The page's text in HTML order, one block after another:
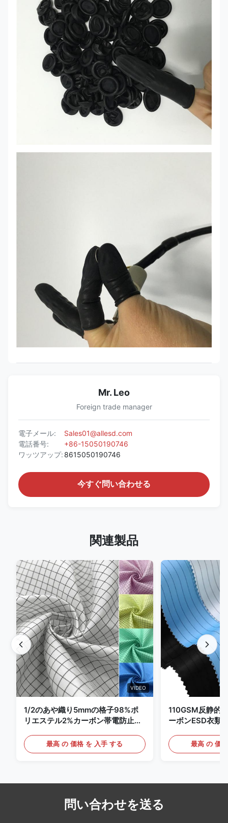
Mr. Leo
Foreign trade manager
電子メール:
Sales01@allesd.com
電話番号:
+86-15050190746
ワッツアップ: 8615050190746
今すぐ問い合わせる
関連製品
VIDEO
1/2のあや織り5mmの格子98%ポ
リエステル2%カーボン帯電防止衣
最高 の 価格 を 入手 する
110GSM反静的
ーボンESD衣類
最高 の 価
問い合わせを送る